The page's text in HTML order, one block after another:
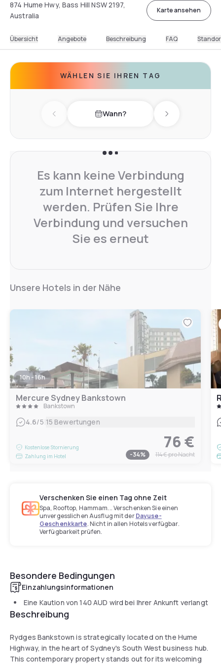
874 Hume Hwy, Bass Hill NSW 2197,
Australia
Karte ansehen
Übersicht Angebote Beschreibung FAQ
WÄHLEN SIE IHREN TAG
Previous day Wann? Next day
Es kann keine Verbindung
zum Internet hergestellt
werden. Prüfen Sie Ihre
Verbindung und versuchen
Sie es erneut
Unsere Hotels in der Nähe
10h - 16h
Mercure Sydney Bankstown
Bankstown
4.6/5 15 Bewertungen
Kostenlose Stornierung
Zahlung im Hotel
76 €
-34% 114 €pro Nacht
Verschenken Sie einen Tag ohne Zeit
Spa, Rooftop, Hammam... Verschenken Sie einen
unvergesslichen Ausflug mit derDayuse-
Geschenkkarte. Nicht in allen Hotels verfügbar.
Verfügbarkeit prüfen.
Besondere Bedingungen
Einzahlungsinformationen
Eine Kaution von140 AUD wird bei Ihrer Ankunft verlangt
Beschreibung
Rydges Bankstown is strategically located on the Hume
Highway, in the heart of Sydney's South West business hub.
This contemporary property stands out for its welcoming